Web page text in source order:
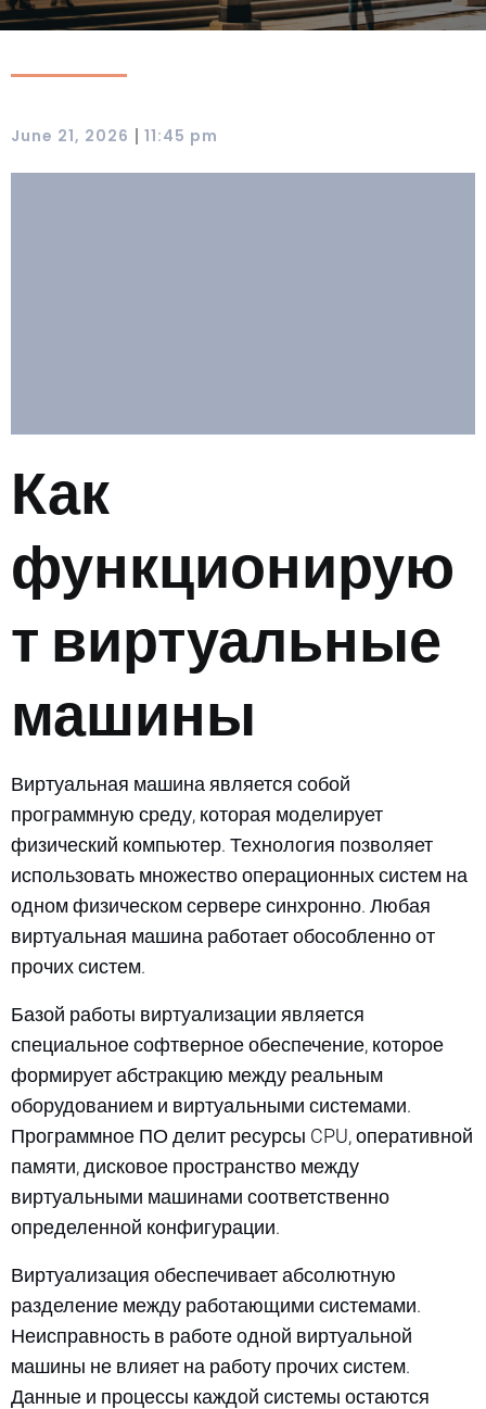
June 21, 2026 | 11:45 pm
Как
функционирую
т виртуальные
машины
Виртуальная машина является собой
программную среду, которая моделирует
физический компьютер. Технология позволяет
использовать множество операционных систем на
одном физическом сервере синхронно. Любая
виртуальная машина работает обособленно от
прочих систем.
Базой работы виртуализации является
специальное софтверное обеспечение, которое
формирует абстракцию между реальным
оборудованием и виртуальными системами.
Программное ПО делит ресурсы CPU, оперативной
памяти, дисковое пространство между
виртуальными машинами соответственно
определенной конфигурации.
Виртуализация обеспечивает абсолютную
разделение между работающими системами.
Неисправность в работе одной виртуальной
машины не влияет на работу прочих систем.
Данные и процессы каждой системы остаются